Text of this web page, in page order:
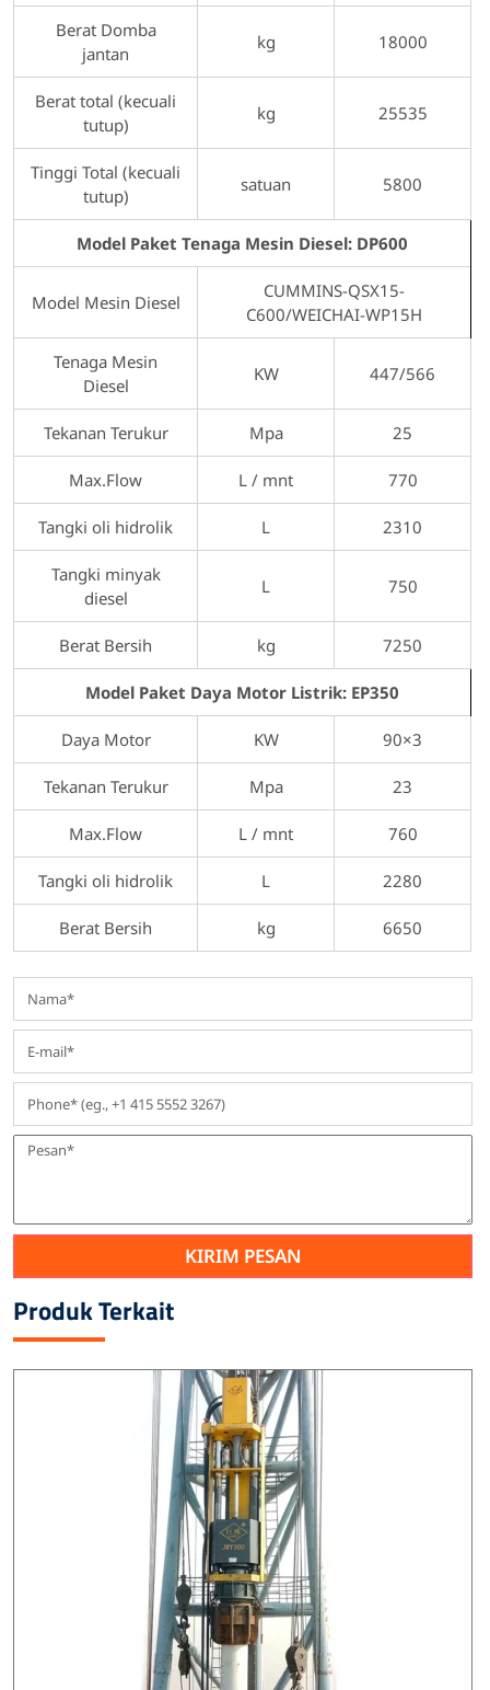
Berat Domba
jantan
kg 18000
Berat total (kecuali
tutup)
kg 25535
Tinggi Total (kecuali
tutup)
satuan 5800
Model Paket Tenaga Mesin Diesel: DP600
Model Mesin Diesel
CUMMINS-QSX15-
C600/WEICHAI-WP15H
Tenaga Mesin
Diesel
KW 447/566
Tekanan Terukur Mpa 25
Max.Flow L / mnt 770
Tangki oli hidrolik L 2310
Tangki minyak
diesel
L 750
Berat Bersih kg 7250
Model Paket Daya Motor Listrik: EP350
Daya Motor KW 90×3
Tekanan Terukur Mpa 23
Max.Flow L / mnt 760
Tangki oli hidrolik L 2280
Berat Bersih kg 6650
KIRIM PESAN
Produk Terkait